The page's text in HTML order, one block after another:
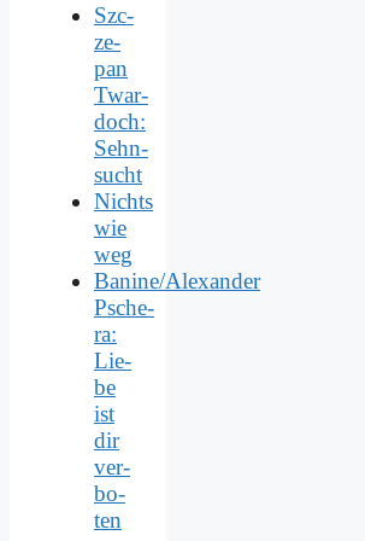
Szc­
ze­
pan
Twar­
doch:
Sehn­
sucht
Nichts
wie
weg
Banine/Alexander
Psche­
ra:
Lie­
be
ist
dir
ver­
bo­
ten